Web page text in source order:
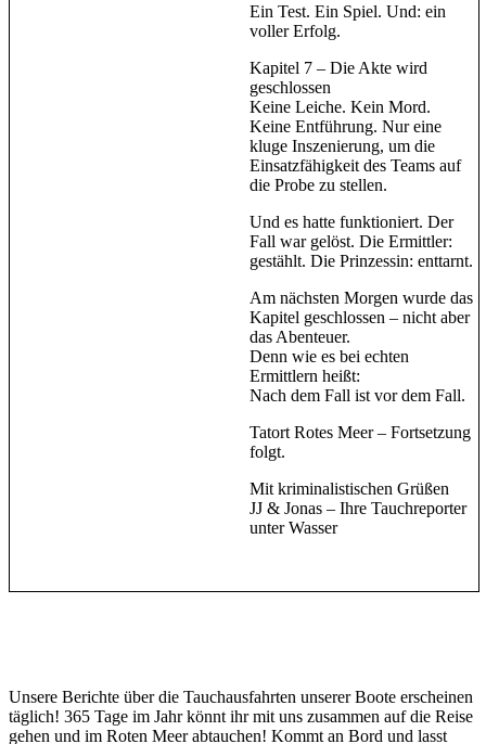
Ein Test. Ein Spiel. Und: ein
voller Erfolg.
Kapitel 7 – Die Akte wird
geschlossen
Keine Leiche. Kein Mord.
Keine Entführung. Nur eine
kluge Inszenierung, um die
Einsatzfähigkeit des Teams auf
die Probe zu stellen.
Und es hatte funktioniert. Der
Fall war gelöst. Die Ermittler:
gestählt. Die Prinzessin: enttarnt.
Am nächsten Morgen wurde das
Kapitel geschlossen – nicht aber
das Abenteuer.
Denn wie es bei echten
Ermittlern heißt:
Nach dem Fall ist vor dem Fall.
Tatort Rotes Meer – Fortsetzung
folgt.
Mit kriminalistischen Grüßen
JJ & Jonas – Ihre Tauchreporter
unter Wasser
Unsere Berichte über die Tauchausfahrten unserer Boote erscheinen
täglich! 365 Tage im Jahr könnt ihr mit uns zusammen auf die Reise
gehen und im Roten Meer abtauchen! Kommt an Bord und lasst